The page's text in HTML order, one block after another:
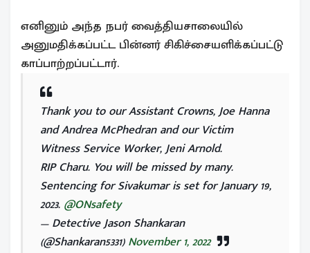
எனினும் அந்த நபர் வைத்தியசாலையில்
அனுமதிக்கப்பட்ட பின்னர் சிகிச்சையளிக்கப்பட்டு
காப்பாற்றப்பட்டார்.
Thank you to our Assistant Crowns, Joe Hanna
and Andrea McPhedran and our Victim
Witness Service Worker, Jeni Arnold.
RIP Charu. You will be missed by many.
Sentencing for Sivakumar is set for January 19,
2023. @ONsafety
— Detective Jason Shankaran
(@Shankaran5331)November 1, 2022